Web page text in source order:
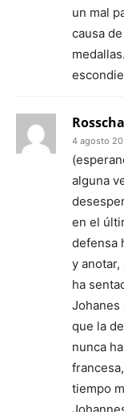
un mal
causa
4 agosto
alguna
en el
defensa
y
ha
Johanes
que la
nunca
tiempo